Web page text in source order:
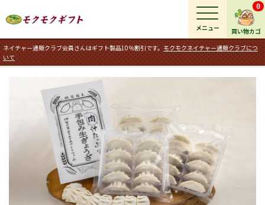
買い物カゴ
0
ネイチャー通販クラブ会員さんはギフト製品10％割引です。 モクモクネイチャー通販クラブにつ
いて
メニュー